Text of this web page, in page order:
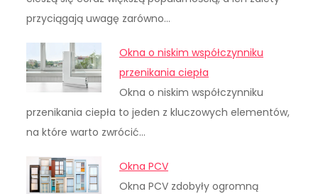
przyciągają uwagę zarówno…
Okna o niskim współczynniku
przenikania ciepła
Okna o niskim współczynniku
przenikania ciepła to jeden z kluczowych elementów,
na które warto zwrócić…
Okna PCV
Okna PCV zdobyły ogromną